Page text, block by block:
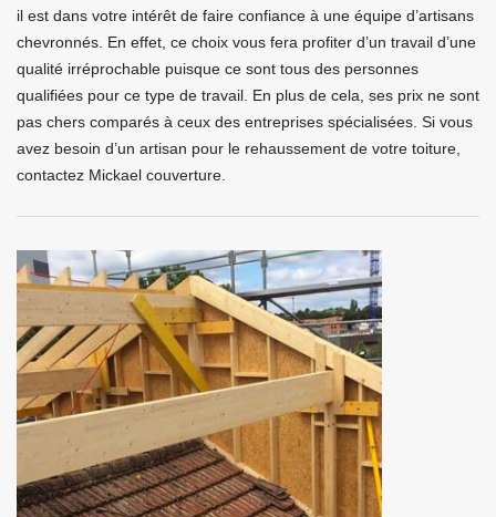
il est dans votre intérêt de faire confiance à une équipe d’artisans
chevronnés. En effet, ce choix vous fera profiter d’un travail d’une
qualité irréprochable puisque ce sont tous des personnes
qualifiées pour ce type de travail. En plus de cela, ses prix ne sont
pas chers comparés à ceux des entreprises spécialisées. Si vous
avez besoin d’un artisan pour le rehaussement de votre toiture,
contactez Mickael couverture.